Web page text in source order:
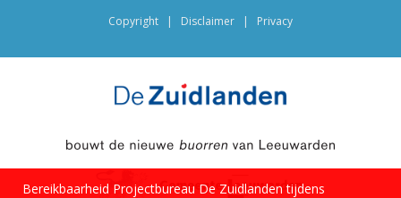
Copyright | Disclaimer | Privacy
Bereikbaarheid Projectbureau De Zuidlanden tijdens